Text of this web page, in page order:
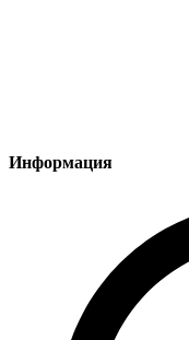
Информация